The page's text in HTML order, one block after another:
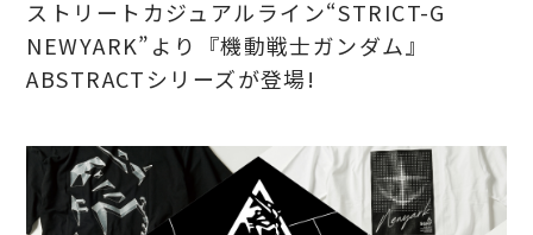
ストリートカジュアルライン“STRICT-G
NEWYARK”より『機動戦士ガンダム』
ABSTRACTシリーズが登場!